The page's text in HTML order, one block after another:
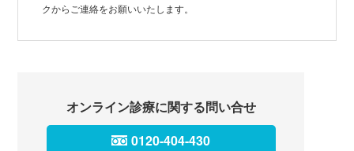
クからご連絡をお願いいたします。
オンライン診療に関する問い合せ
0120-404-430